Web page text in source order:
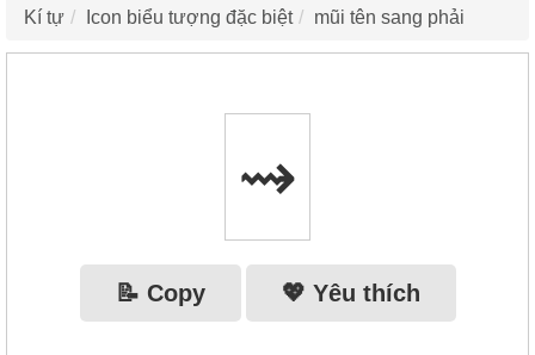
Kí tự Icon biểu tượng đặc biệt mũi tên sang phải
⇝
📝 Copy 💖 Yêu thích